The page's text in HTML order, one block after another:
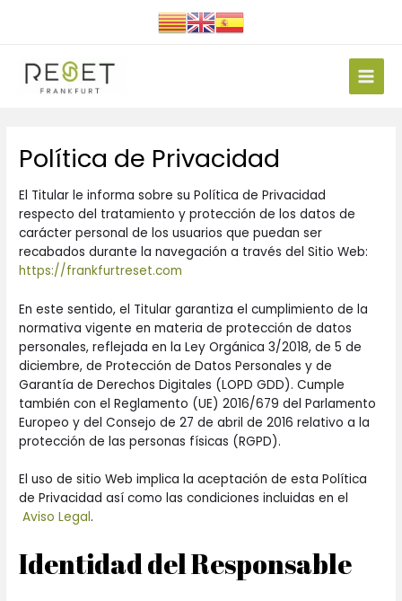
Main
Política de Privacidad
El Titular le informa sobre su Política de Privacidad
respecto del tratamiento y protección de los datos de
carácter personal de los usuarios que puedan ser
recabados durante la navegación a través del Sitio Web:
https://frankfurtreset.com
En este sentido, el Titular garantiza el cumplimiento de la
normativa vigente en materia de protección de datos
personales, reflejada en la Ley Orgánica 3/2018, de 5 de
diciembre, de Protección de Datos Personales y de
Garantía de Derechos Digitales (LOPD GDD). Cumple
también con el Reglamento (UE) 2016/679 del Parlamento
Europeo y del Consejo de 27 de abril de 2016 relativo a la
protección de las personas físicas (RGPD).
El uso de sitio Web implica la aceptación de esta Política
de Privacidad así como las condiciones incluidas en el
Aviso Legal.
Identidad del Responsable